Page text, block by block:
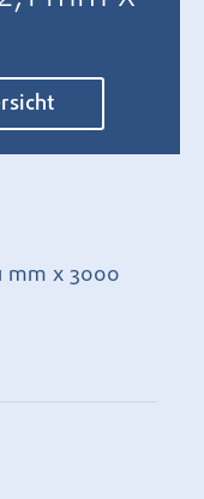
mm x 3000